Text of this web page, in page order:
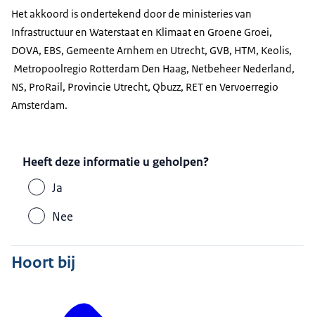
Het akkoord is ondertekend door de ministeries van
Infrastructuur en Waterstaat en Klimaat en Groene Groei,
DOVA, EBS, Gemeente Arnhem en Utrecht, GVB, HTM, Keolis,
Metropoolregio Rotterdam Den Haag, Netbeheer Nederland,
NS, ProRail, Provincie Utrecht, Qbuzz, RET en Vervoerregio
Amsterdam.
Heeft deze informatie u geholpen?
Ja
Nee
Hoort bij